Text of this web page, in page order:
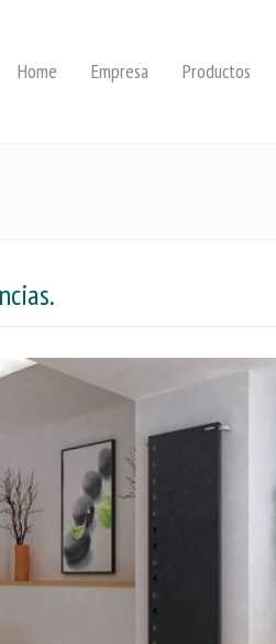
Home Empresa Productos